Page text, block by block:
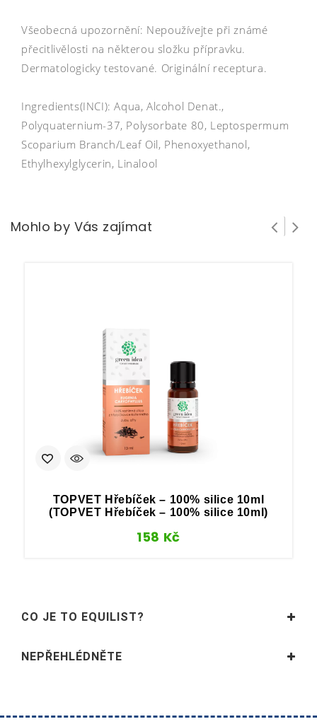
Všeobecná upozornění: Nepoužívejte při známé
přecitlivělosti na některou složku přípravku.
Dermatologicky testované. Originální receptura.
Ingredients(INCI): Aqua, Alcohol Denat.,
Polyquaternium-37, Polysorbate 80, Leptospermum
Scoparium Branch/Leaf Oil, Phenoxyethanol,
Ethylhexylglycerin, Linalool
Mohlo by Vás zajímat
TOPVET Hřebíček – 100% silice 10ml
(TOPVET Hřebíček – 100% silice 10ml)
158 Kč
CO JE TO EQUILIST?
NEPŘEHLÉDNĚTE